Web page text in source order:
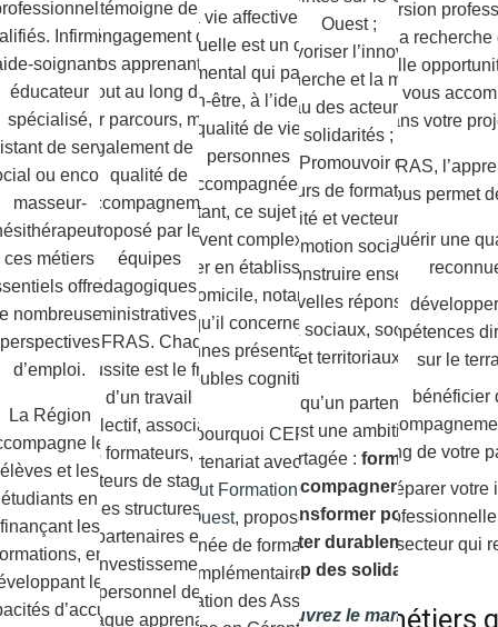
témoigne de
l’engagement de
nos apprenants
tout au long de
leur parcours, mais
également de la
qualité de
l’accompagnement
proposé par les
équipes
pédagogiques et
administratives du
CEFRAS. Chaque
réussite est le fruit
d’un travail
collectif, associant
les formateurs, les
tuteurs de stage,
les structures
partenaires et
l’investissement
personnel de
chaque apprenant.
Ouest ;
Favoriser l’innovation,
la recherche et la mise en
réseau des acteurs des
solidarités ;
Promouvoir des
parcours de formation de
qualité et vecteurs de
promotion sociale ;
Construire ensemble
de nouvelles réponses aux
enjeux sociaux, sociétaux
et territoriaux
Plus qu’un partenariat,
c’est une ambition
partagée : former,
accompagner et
transformer pour
impacter durablement le
champ des solidarités.
Découvrez le manifeste
reconversion
ou à la recherche
nouvelle
équipes vous
dans votre
Au CEFRAS,
vous permet
acquérir une
compétences
sur le
bénéficier
long de votre
préparer votre
secteur qui
Des métiers
Infirmier,
soignant,
éducateur
spécialisé,
de service
ou encore
masseur-
:
ces métiers
offrent
nombreuses
perspectives
d’emploi.
La Région
les
élèves et les
étudiants en
finançant les
en
les
d’accueil
La vie affective et
sexuelle est un droit
fondamental qui participe
au bien-être, à l’identité et
à la qualité de vie des
personnes
accompagnées.
Pourtant, ce sujet reste
souvent complexe à
aborder en établissement
ou à domicile, notamment
lorsqu’il concerne des
personnes présentant des
troubles cognitifs.
C’est pourquoi CEFRAS,
en partenariat avec IFSO
– Institut Formation Santé
de l’Ouest, propose une
journée de formation
complémentaire à
destination des Assistants